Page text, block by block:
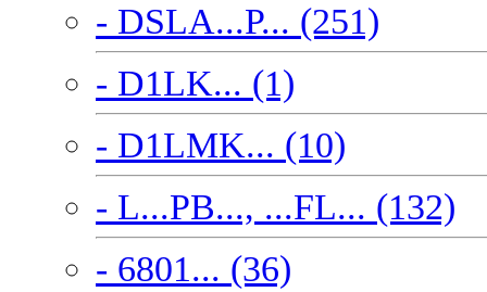
- DSLA...P... (251)
- D1LK... (1)
- D1LMK... (10)
- L...PB..., ...FL... (132)
- 6801... (36)